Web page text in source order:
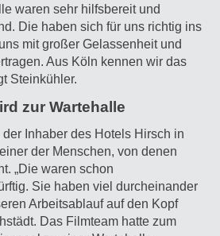
waren sehr hilfsbereit und
Die haben sich für uns richtig ins
mit großer Gelassenheit und
Aus Köln kennen wir das
Steinkühler.
zur Wartehalle
Inhaber des Hotels Hirsch in
der Menschen, von denen
„Die waren schon
Sie haben viel durcheinander
Arbeitsablauf auf den Kopf
Das Filmteam hatte zum